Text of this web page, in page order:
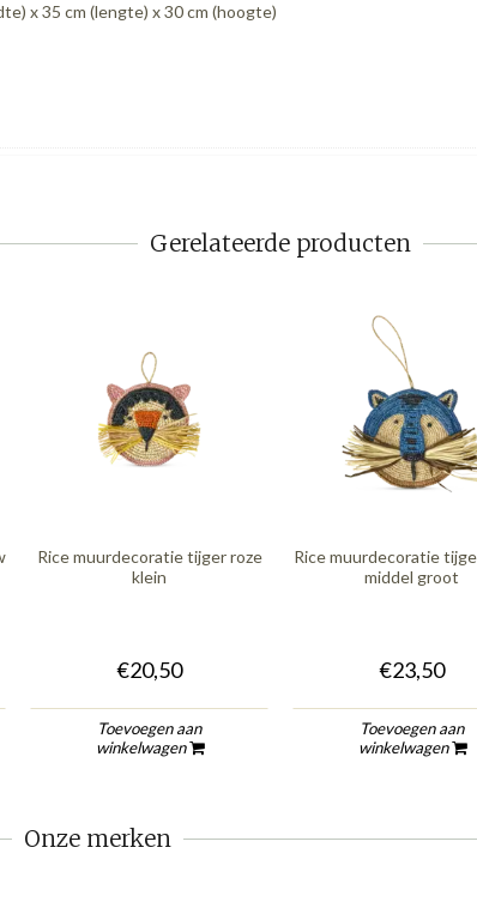
x 35 cm (lengte) x 30 cm (hoogte)
Gerelateerde producten
Rice muurdecoratie tijger roze
klein
€20,50
Toevoegen aan
winkelwagen
Rice muurdecoratie
middel groot
€23,50
Toevoegen aan
winkelwagen
Onze merken